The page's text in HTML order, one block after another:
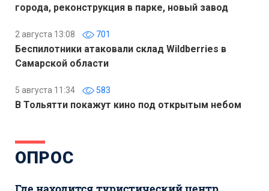
города, реконструкция в парке, новый завод
2 августа 13:08 701
Беспилотники атаковали склад Wildberries в
Самарской области
5 августа 11:34 583
В Тольятти покажут кино под открытым небом
ОПРОС